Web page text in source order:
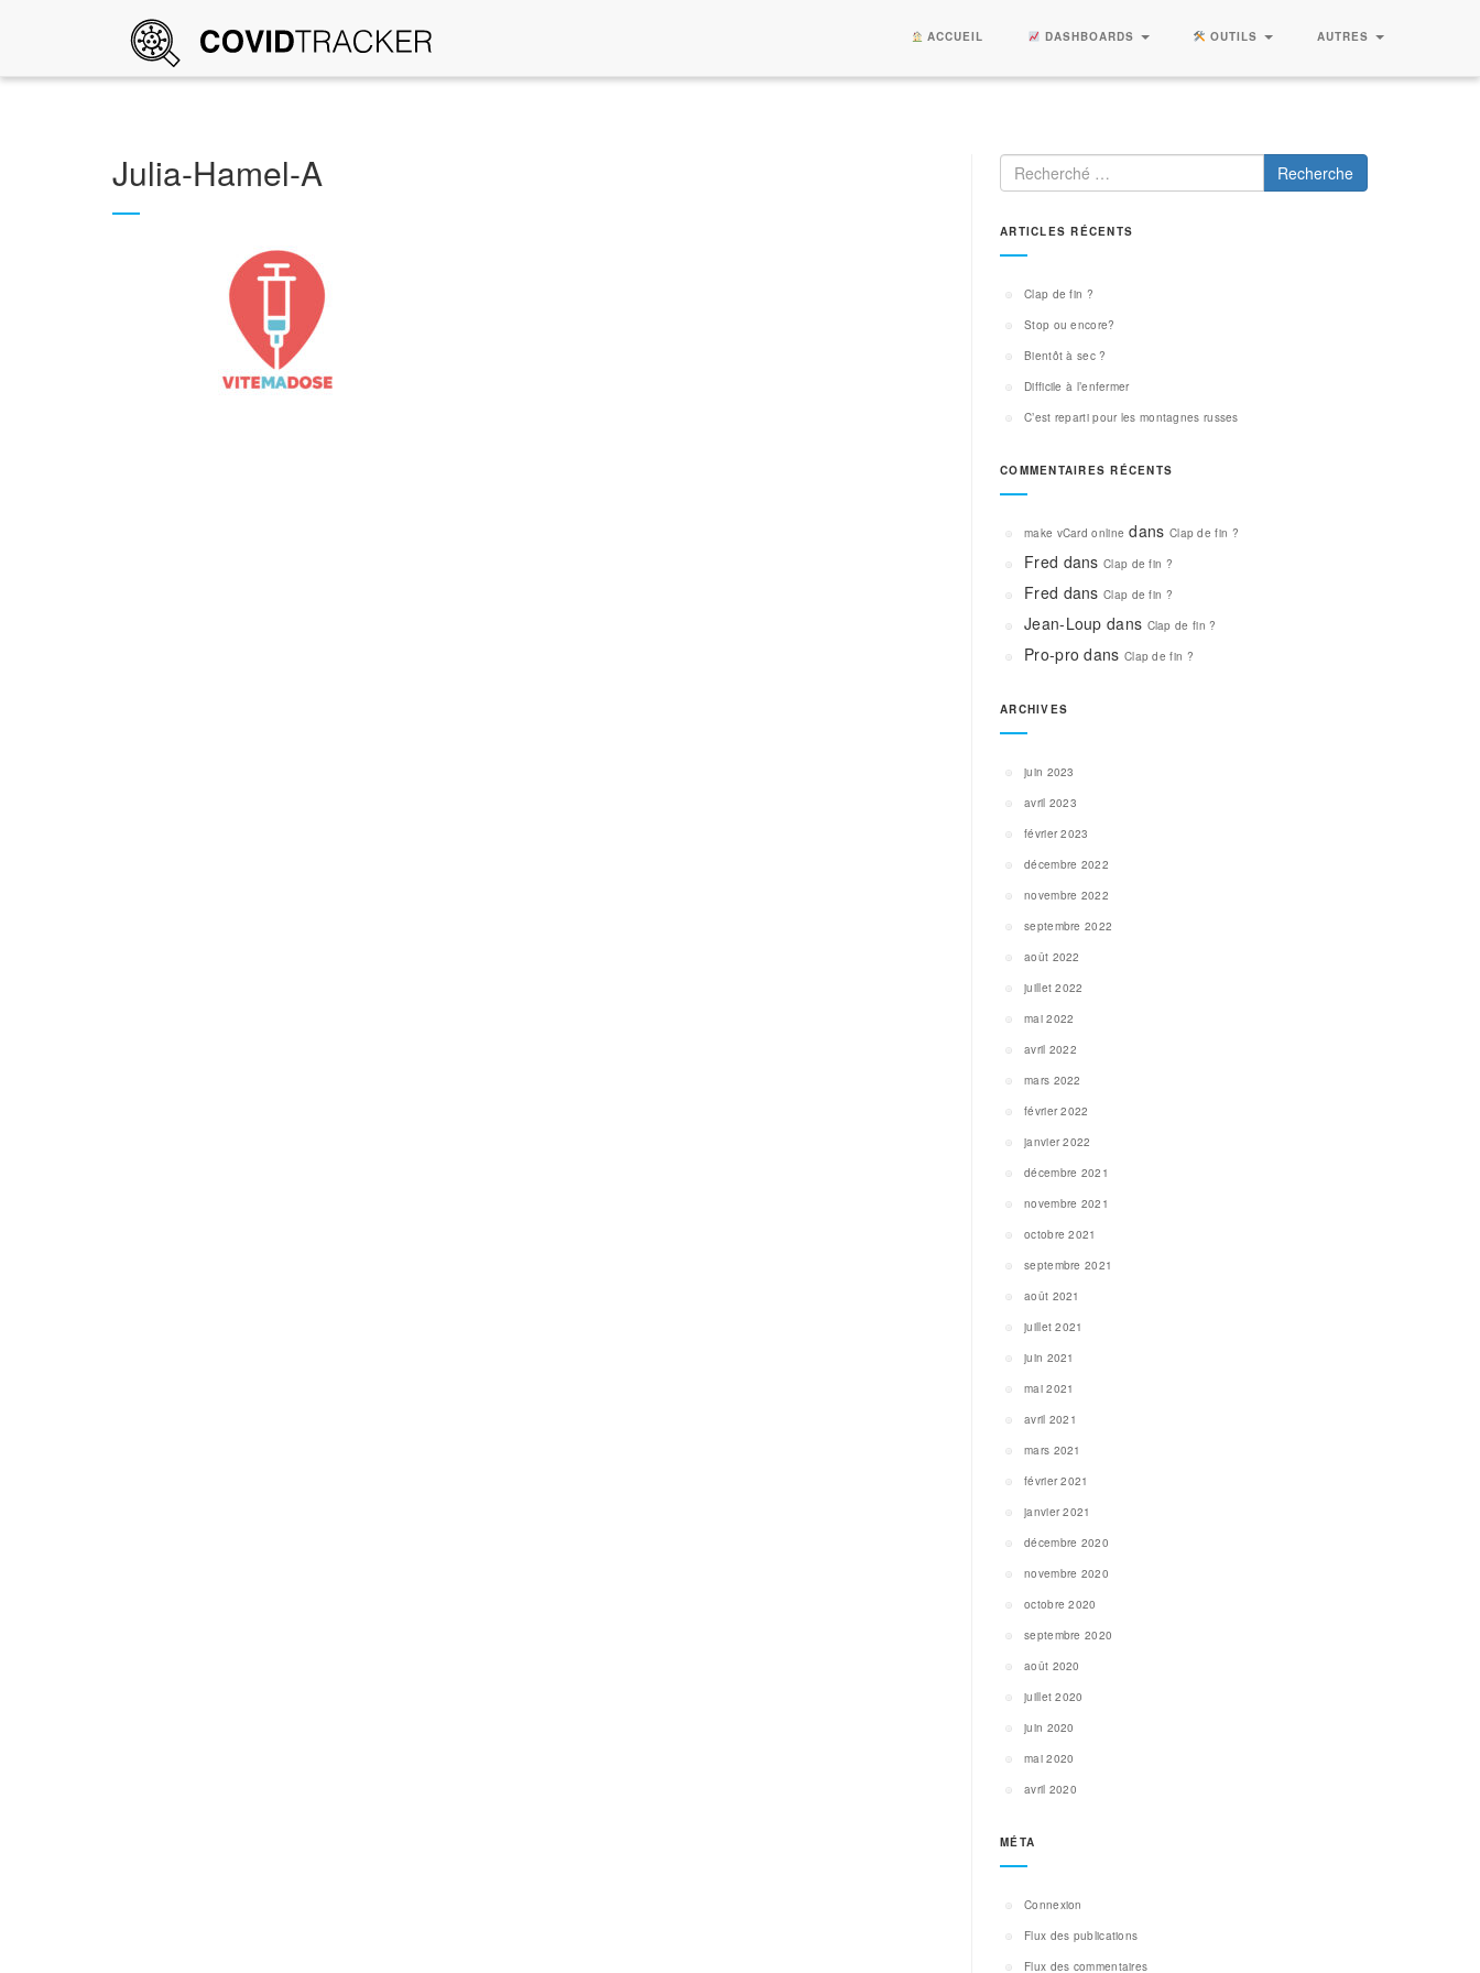
ACCUEIL DASHBOARDS OUTILS AUTRES
Julia-Hamel-A Recherche
ARTICLES RÉCENTS
Clap de fin ?
Stop ou encore?
Bientôt à sec ?
Difficile à l’enfermer
C’est reparti pour les montagnes russes
COMMENTAIRES RÉCENTS
make vCard online dans Clap de fin ?
Fred dansClap de fin ?
Fred dansClap de fin ?
Jean-Loup dans Clap de fin ?
Pro-pro dans Clap de fin ?
ARCHIVES
juin 2023
avril 2023
février 2023
décembre 2022
novembre 2022
septembre 2022
août 2022
juillet 2022
mai 2022
avril 2022
mars 2022
février 2022
janvier 2022
décembre 2021
novembre 2021
octobre 2021
septembre 2021
août 2021
juillet 2021
juin 2021
mai 2021
avril 2021
mars 2021
février 2021
janvier 2021
décembre 2020
novembre 2020
octobre 2020
septembre 2020
août 2020
juillet 2020
juin 2020
mai 2020
avril 2020
MÉTA
Connexion
Flux des publications
Flux des commentaires